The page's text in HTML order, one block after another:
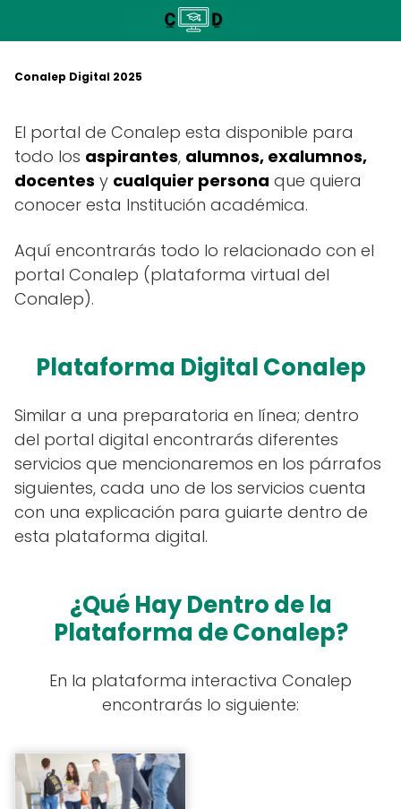
Conalep Digital 2025
El portal de Conalep esta disponible para
todo los aspirantes, alumnos, exalumnos,
docentes y cualquier persona que quiera
conocer esta Institución académica.
Aquí encontrarás todo lo relacionado con el
portal Conalep (plataforma virtual del
Conalep).
Plataforma Digital Conalep
Similar a una preparatoria en línea; dentro
del portal digital encontrarás diferentes
servicios que mencionaremos en los párrafos
siguientes, cada uno de los servicios cuenta
con una explicación para guiarte dentro de
esta plataforma digital.
¿Qué Hay Dentro de la
Plataforma de Conalep?
En la plataforma interactiva Conalep
encontrarás lo siguiente: